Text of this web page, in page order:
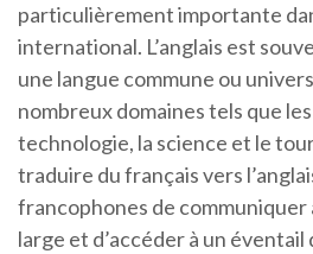
particulièrement importante
international. L’anglais est
une langue commune ou
nombreux domaines tels que
technologie, la science et le
traduire du français vers
francophones de communiquer
large et d’accéder à un